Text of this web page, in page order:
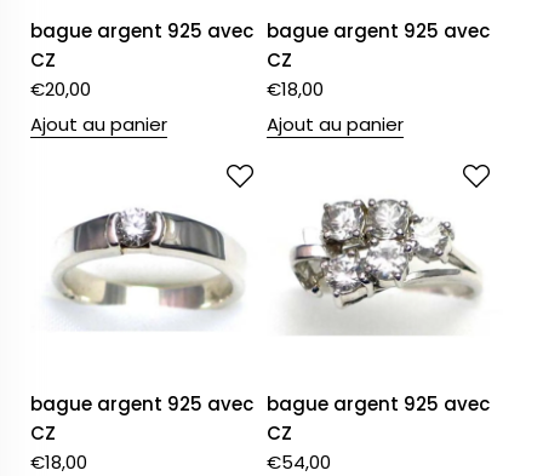
bague argent 925 avec
CZ
€20,00
Ajout au panier
bague argent 925 avec
CZ
€18,00
Ajout au panier
bague argent 925 avec
CZ
€18,00
bague argent 925 avec
CZ
€54,00